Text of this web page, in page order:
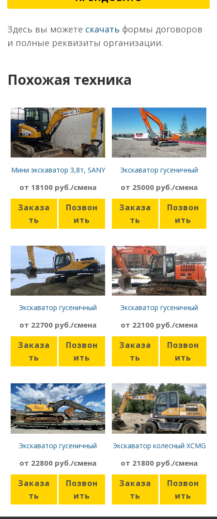
Здесь вы можете скачать формы договоров
и полные реквизиты организации.
Похожая техника
Мини экскаватор 3,8т, SANY
от 18100 руб./смена
Заказа
ть
Позвон
ить
Экскаватор гусеничный
от 25000 руб./смена
Заказа
ть
Позвон
ить
Экскаватор гусеничный
от 22700 руб./смена
Заказа
ть
Позвон
ить
Экскаватор гусеничный
от 22100 руб./смена
Заказа
ть
Позвон
ить
Экскаватор гусеничный
от 22800 руб./смена
Заказа
ть
Позвон
ить
Экскаватор колесный XCMG
от 21800 руб./смена
Заказа
ть
Позвон
ить